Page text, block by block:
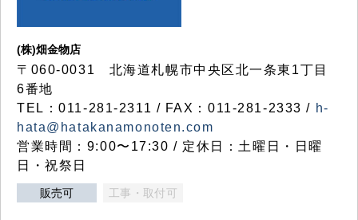
(株)畑金物店
〒060-0031 北海道札幌市中央区北一条東1丁目
6番地
TEL：011-281-2311 / FAX：011-281-2333 / h-
hata@hatakanamonoten.com
営業時間：9:00〜17:30 / 定休日：土曜日・日曜
日・祝祭日
販売可 工事・取付可